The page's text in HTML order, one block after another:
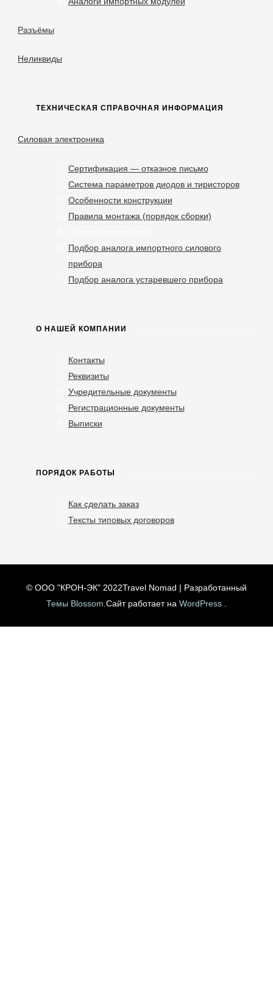
Разъёмы
Неликвиды
ТЕХНИЧЕСКАЯ СПРАВОЧНАЯ ИНФОРМАЦИЯ
Силовая электроника
Сертификация — отказное письмо
Система параметров диодов и тиристоров
Особенности конструкции
Правила монтажа (порядок сборки)
Подбор аналога импортного силового
прибора
Подбор аналога устаревшего прибора
О НАШЕЙ КОМПАНИИ
Контакты
Реквизиты
Учредительные документы
Регистрационные документы
Выписки
ПОРЯДОК РАБОТЫ
Как сделать заказ
Тексты типовых договоров
© ООО "КРОН-ЭК" 2022Travel Nomad | Разработанный
Темы Blossom .Сайт работает на WordPress